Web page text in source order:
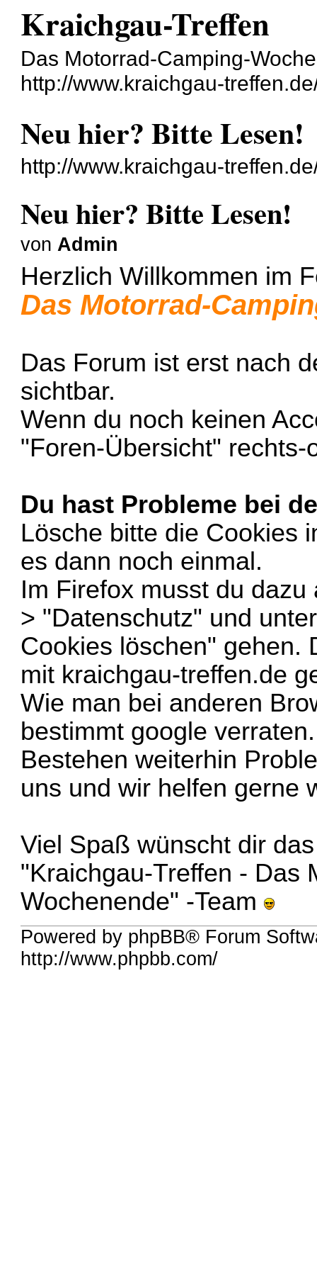
Kraichgau-Treffen
Das Motorrad-Camping-
http://www.kraichgau-
Neu hier? Bitte Lesen!
http://www.kraichgau-
Neu hier? Bitte Lesen!
von Admin
Herzlich Willkommen im
Das Motorrad-
Das Forum ist erst nach
sichtbar.
Wenn du noch keinen
"Foren-Übersicht" rechts-
Du hast Probleme bei
Lösche bitte die Cookies
es dann noch einmal.
Im Firefox musst du
> "Datenschutz" und
Cookies löschen" gehen.
mit kraichgau-treffen.de
Wie man bei anderen
bestimmt google verraten.
Bestehen weiterhin
uns und wir helfen gerne
Viel Spaß wünscht dir das
"Kraichgau-Treffen - Das
Wochenende" -Team
Powered by phpBB® Forum
http://www.phpbb.com/